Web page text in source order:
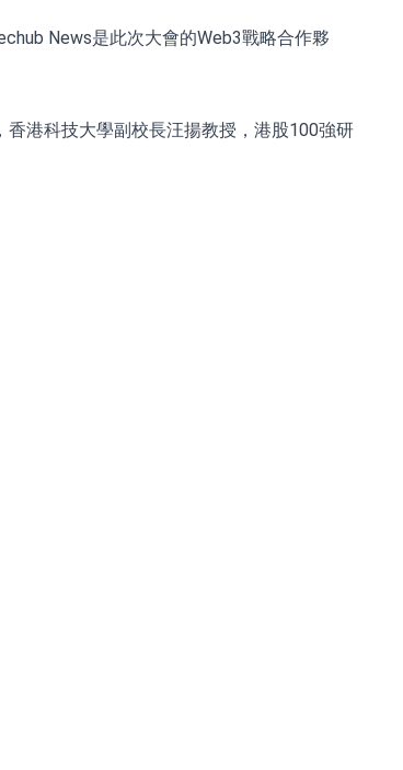
News是此次大會的Web3戰略合作夥
港科技大學副校長汪揚教授，港股100強研